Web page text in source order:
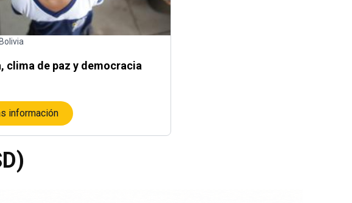
clima de paz y democracia
información